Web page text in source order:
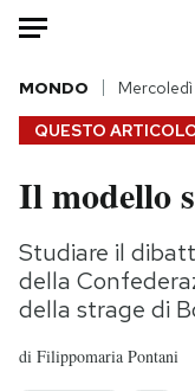
HOME
Italia
Politica
Tecnologia
Scienza
QUESTO
MONDO
Il modello
Studiare il
della
della strage di
di Filippomaria Pontani